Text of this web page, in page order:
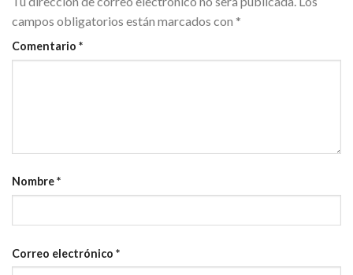
campos obligatorios están marcados con *
Comentario *
Nombre*
Correo electrónico *